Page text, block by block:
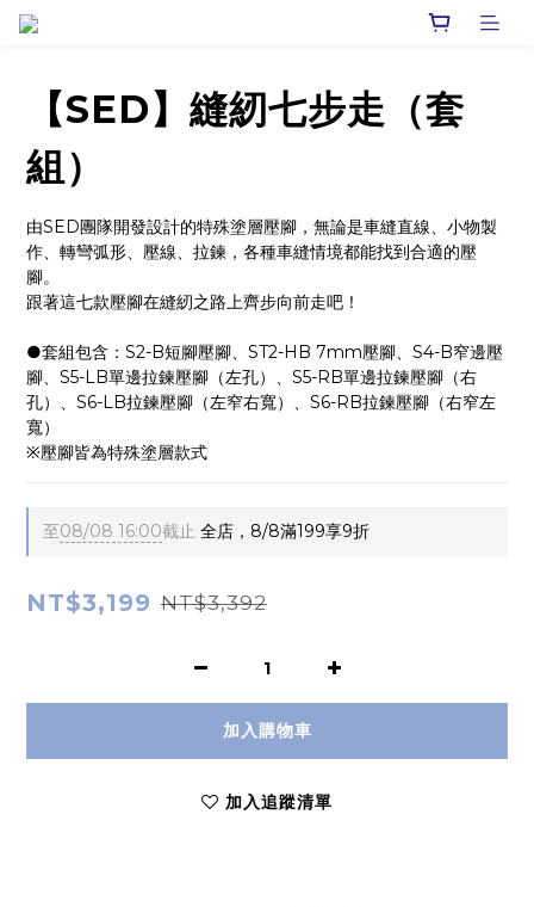
【SED】縫紉七步走（套
組）
由SED團隊開發設計的特殊塗層壓腳，無論是車縫直線、小物製
作、轉彎弧形、壓線、拉鍊，各種車縫情境都能找到合適的壓
腳。
跟著這七款壓腳在縫紉之路上齊步向前走吧！
●套組包含：S2-B短腳壓腳、ST2-HB 7mm壓腳、S4-B窄邊壓
腳、S5-LB單邊拉鍊壓腳（左孔）、S5-RB單邊拉鍊壓腳（右
孔）、S6-LB拉鍊壓腳（左窄右寬）、S6-RB拉鍊壓腳（右窄左
寬）
※壓腳皆為特殊塗層款式
至08/08 16:00截止 全店，8/8滿199享9折
NT$3,199 NT$3,392
加入購物車
加入追蹤清單